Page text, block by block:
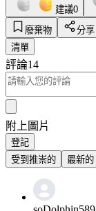
建議0
廢棄物
分享
清單
評論14
附上圖片
登記
受到推崇的
最新的